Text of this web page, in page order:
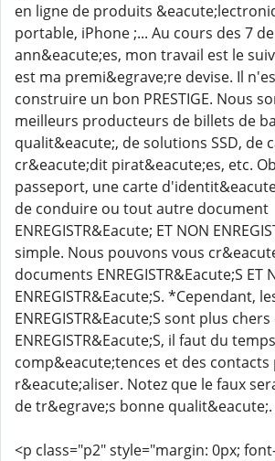
en ligne de produits
portable, iPhone ;... Au cours des 7
ann&eacute;es, mon travail est le
est ma premi&egrave;re devise. Il
construire un bon PRESTIGE. Nous
meilleurs producteurs de billets de
qualit&eacute;, de solutions SSD, de
cr&eacute;dit pirat&eacute;es, etc.
passeport, une carte
de conduire ou tout autre document
ENREGISTR&Eacute; ET NON
simple. Nous pouvons vous
documents ENREGISTR&Eacute;S ET
ENREGISTR&Eacute;S. *Cependant,
ENREGISTR&Eacute;S sont plus
ENREGISTR&Eacute;S, il faut du
comp&eacute;tences et des contacts
r&eacute;aliser. Notez que le faux
de tr&egrave;s bonne qualit&eacute;.
<p class="p2" style="margin: 0px;